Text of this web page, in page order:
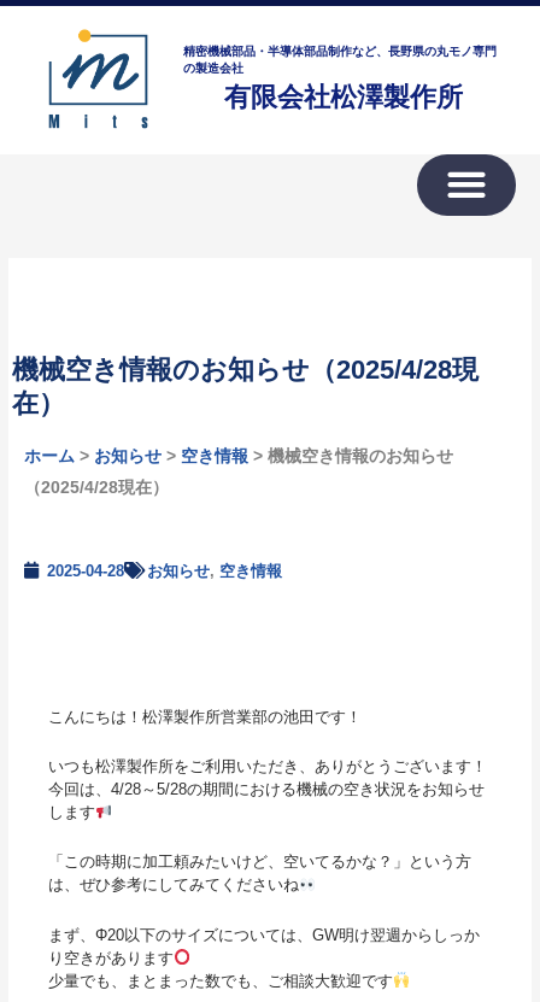
精密機械部品・半導体部品制作など、長野県の丸モノ専門
の製造会社
有限会社松澤製作所
機械空き情報のお知らせ（2025/4/28現
在）
ホーム > お知らせ > 空き情報 > 機械空き情報のお知らせ
（2025/4/28現在）
2025-04-28 お知らせ, 空き情報
こんにちは！松澤製作所営業部の池田です！
いつも松澤製作所をご利用いただき、ありがとうございます！
今回は、4/28～5/28の期間における機械の空き状況をお知らせ
します
「この時期に加工頼みたいけど、空いてるかな？」という方
は、ぜひ参考にしてみてくださいね
まず、Φ20以下のサイズについては、GW明け翌週からしっか
り空きがあります
少量でも、まとまった数でも、ご相談大歓迎です